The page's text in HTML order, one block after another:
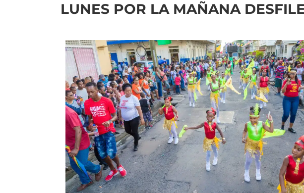
LUNES POR LA MAÑANA